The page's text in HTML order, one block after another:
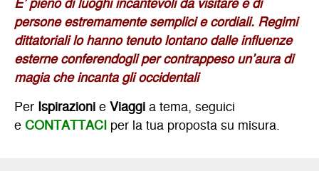
persone estremamente semplici e cordiali. Regimi
dittatoriali lo hanno tenuto lontano dalle influenze
esterne conferendogli per contrappeso un’aura di
magia che incanta gli occidentali
Per IspirazionieViaggia tema, seguici
eCONTATTACI per la tua proposta su misura.